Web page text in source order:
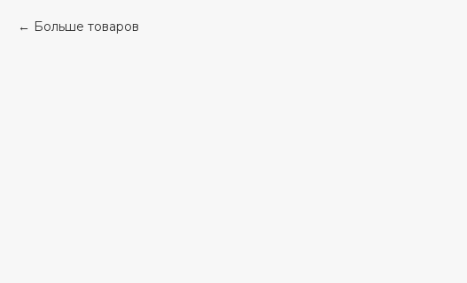
Больше товаров